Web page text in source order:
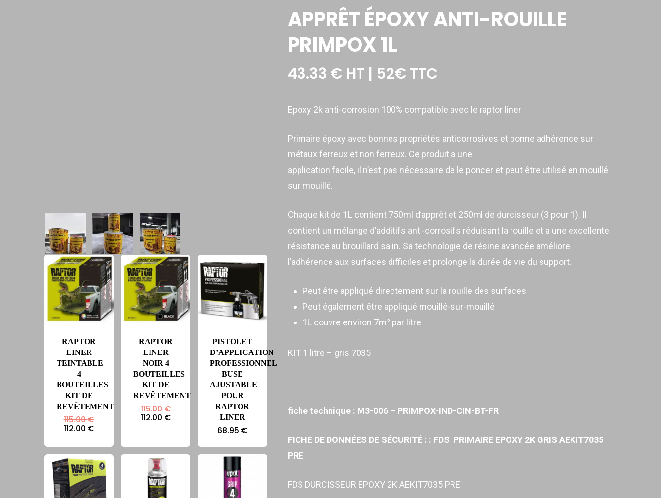
RAPTOR
LINER
TEINTABLE
4
BOUTEILLES
KIT DE
REVÊTEMENT
115.00€Le
prix
était :
115.00 €.
112.00 €Le
actuel
est :
112.00 €.
RAPTOR
LINER
NOIR 4
BOUTEILLES
KIT DE
REVÊTEMENT
115.00€Le
prix
112.00 €Le
112.00 €.
PISTOLET
D’APPLICATION
PROFESSIONNEL
BUSE
AJUSTABLE
POUR
RAPTOR
LINER
68.95 €
APPRÊT ÉPOXY ANTI-ROUILLE
PRIMPOX 1L
43.33 € HT | 52€ TTC
Epoxy 2k anti-corrosion 100% compatible avec le raptor liner
Primaire époxy avec bonnes propriétés anticorrosives et bonne adhérence sur
métaux ferreux et non ferreux. Ce produit a une
application facile, il n’est pas nécessaire de le poncer et peut être utilisé en mouillé
sur mouillé.
Chaque kit de 1L contient 750ml d’apprêt et 250ml de durcisseur (3 pour 1). Il
contient un mélange d’additifs anti-corrosifs réduisant la rouille et a une excellente
résistance au brouillard salin. Sa technologie de résine avancée améliore
l’adhérence aux surfaces difficiles et prolonge la durée de vie du support.
Peut être appliqué directement sur la rouille des surfaces
Peut également être appliqué mouillé-sur-mouillé
1L couvre environ 7m² par litre
KIT 1 litre – gris 7035
fiche technique : M3-006 – PRIMPOX-IND-CIN-BT-FR
FICHE DE DONNÉES DE SÉCURITÉ : : FDS PRIMAIRE EPOXY 2K GRIS AEKIT7035
PRE
FDS DURCISSEUR EPOXY 2K AEKIT7035 PRE